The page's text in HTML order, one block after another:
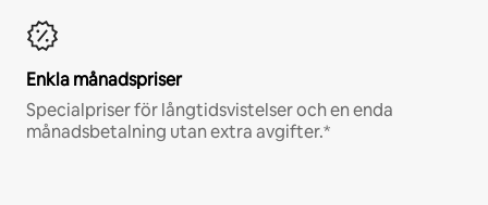
Enkla månadspriser
Specialpriser för långtidsvistelser och en enda
månadsbetalning utan extra avgifter.*